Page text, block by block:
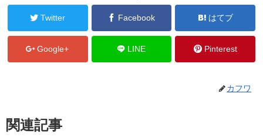
Twitter Facebook はてブ
Google+ LINE Pinterest
カフワ
関連記事